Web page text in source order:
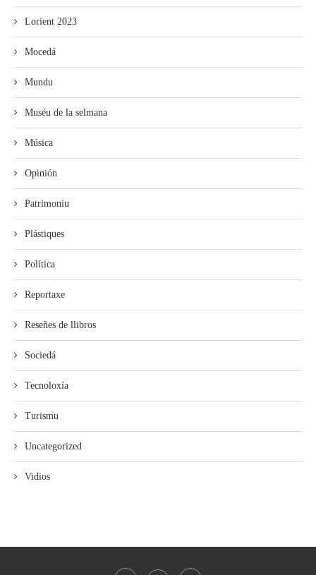
Lorient 2023
Mocedá
Mundu
Muséu de la selmana
Música
Opinión
Patrimoniu
Plástiques
Política
Reportaxe
Reseñes de llibros
Sociedá
Tecnoloxía
Turismu
Uncategorized
Vidios